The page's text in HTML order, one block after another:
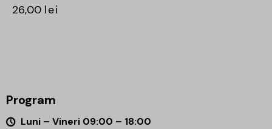
26,00 lei
Program
Luni – Vineri 09:00 – 18:00